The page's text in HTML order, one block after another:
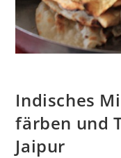
Indisches
färben und
Jaipur